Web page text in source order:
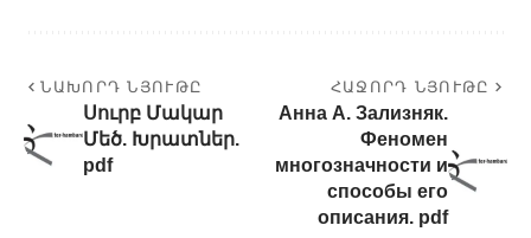
ՆԱԽՈՐԴ ՆՅՈՒԹԸ
Սուրբ Մակար
Մեծ. Խրատներ.
pdf
ՀԱՋՈՐԴ ՆՅՈՒԹԸ
Анна А. Зализняк.
Феномен
многозначности и
способы его
описания. pdf